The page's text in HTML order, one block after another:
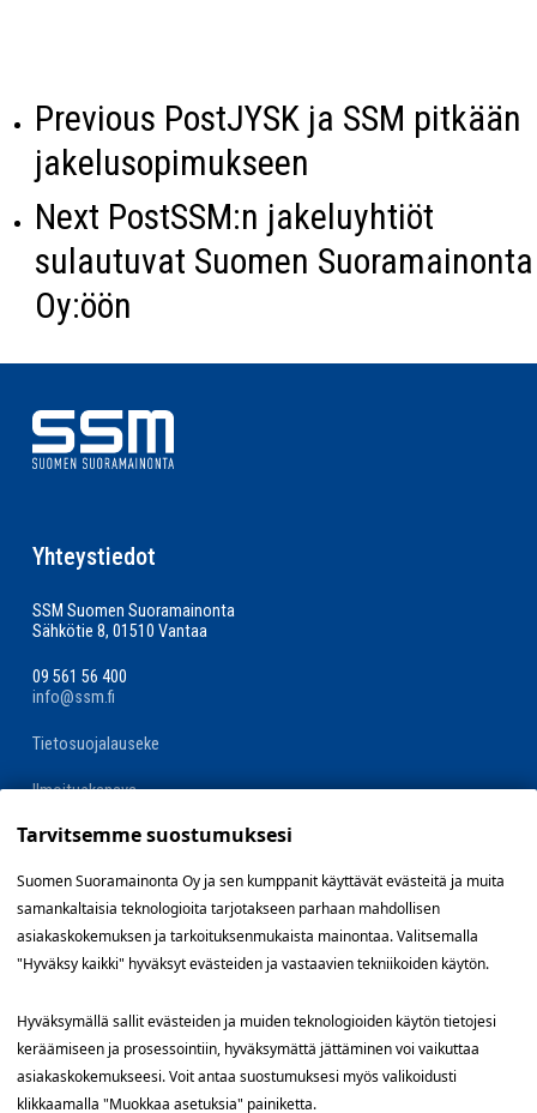
Previous PostJYSK ja SSM pitkään
jakelusopimukseen
Next PostSSM:n jakeluyhtiöt
sulautuvat Suomen Suoramainonta
Oy:öön
Yhteystiedot
SSM Suomen Suoramainonta
Sähkötie 8, 01510 Vantaa
09 561 56 400
info@ssm.fi
Tietosuojalauseke
Ilmoituskanava
Evästevalinnat »
Oikopolut
Hae töitä
Blogi
Tarvitsemme suostumuksesi
Suomen Suoramainonta Oy ja sen kumppanit käyttävät evästeitä ja muita
samankaltaisia teknologioita tarjotakseen parhaan mahdollisen
asiakaskokemuksen ja tarkoituksenmukaista mainontaa. Valitsemalla
"Hyväksy kaikki" hyväksyt evästeiden ja vastaavien tekniikoiden käytön.
Hyväksymällä sallit evästeiden ja muiden teknologioiden käytön tietojesi
keräämiseen ja prosessointiin, hyväksymättä jättäminen voi vaikuttaa
asiakaskokemukseesi. Voit antaa suostumuksesi myös valikoidusti
klikkaamalla "Muokkaa asetuksia" painiketta.